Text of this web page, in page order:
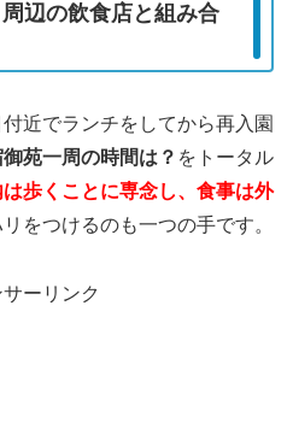
辺の飲食店と組み合
近でランチをしてから再入園
御苑一周の時間は？ をトータル
は歩くことに専念し、食事は外
をつけるのも一つの手です。
ーリンク